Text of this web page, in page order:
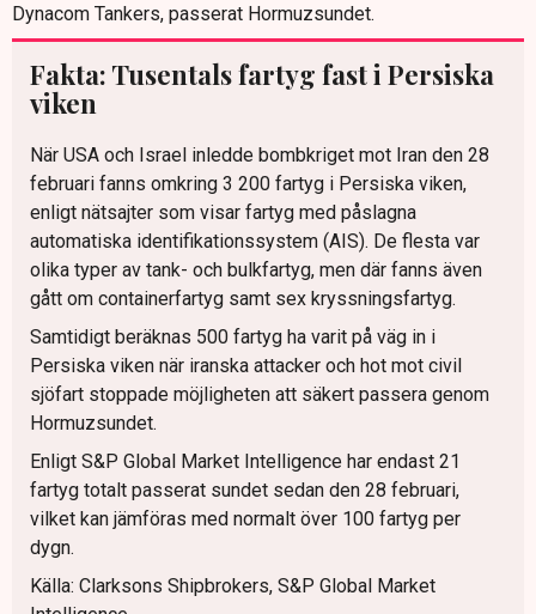
Dynacom Tankers, passerat Hormuzsundet.
Fakta: Tusentals fartyg fast i Persiska
viken
När USA och Israel inledde bombkriget mot Iran den 28
februari fanns omkring 3 200 fartyg i Persiska viken,
enligt nätsajter som visar fartyg med påslagna
automatiska identifikationssystem (AIS). De flesta var
olika typer av tank- och bulkfartyg, men där fanns även
gått om containerfartyg samt sex kryssningsfartyg.
Samtidigt beräknas 500 fartyg ha varit på väg in i
Persiska viken när iranska attacker och hot mot civil
sjöfart stoppade möjligheten att säkert passera genom
Hormuzsundet.
Enligt S&P Global Market Intelligence har endast 21
fartyg totalt passerat sundet sedan den 28 februari,
vilket kan jämföras med normalt över 100 fartyg per
dygn.
Källa: Clarksons Shipbrokers, S&P Global Market